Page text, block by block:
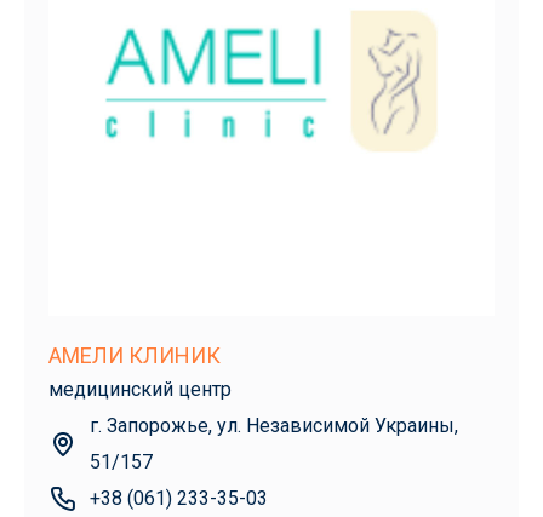
АМЕЛИ КЛИНИК
медицинский центр
г. Запорожье, ул. Независимой Украины,
51/157
+38 (061) 233-35-03